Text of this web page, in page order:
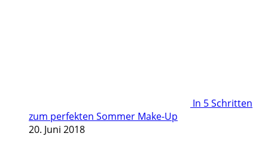
In 5 Schritten
zum perfekten Sommer Make-Up
20. Juni 2018